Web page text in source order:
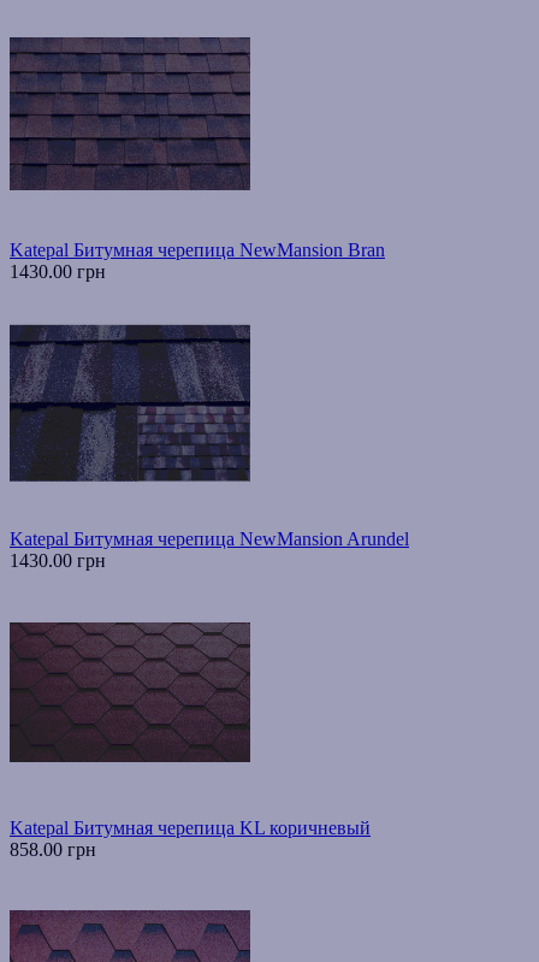
Katepal Битумная черепица NewMansion Bran
1430.00 грн
Katepal Битумная черепица NewMansion Arundel
1430.00 грн
Katepal Битумная черепица KL коричневый
858.00 грн